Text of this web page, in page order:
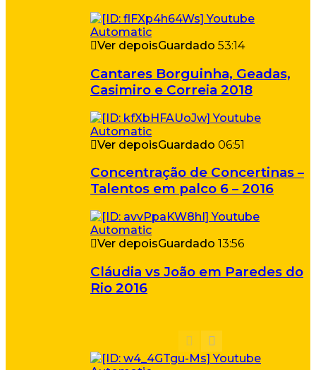
Ver depoisGuardado 53:14
Cantares Borguinha, Geadas,
Casimiro e Correia 2018
Ver depoisGuardado 06:51
Concentração de Concertinas –
Talentos em palco 6 – 2016
Ver depoisGuardado 13:56
Cláudia vs João em Paredes do
Rio 2016